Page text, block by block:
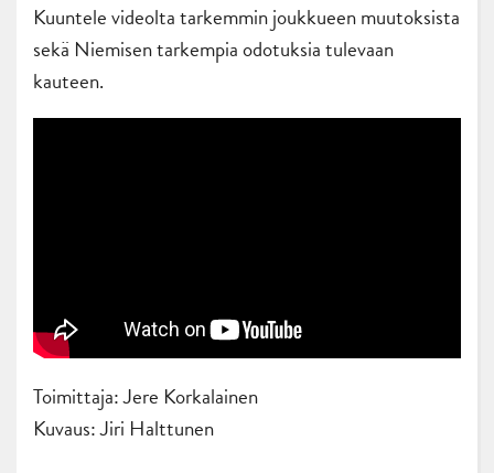
Kuuntele videolta tarkemmin joukkueen muutoksista
sekä Niemisen tarkempia odotuksia tulevaan
kauteen.
Toimittaja: Jere Korkalainen
Kuvaus: Jiri Halttunen